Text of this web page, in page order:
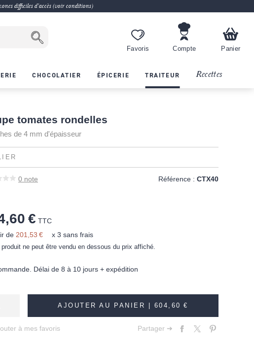
difficiles d'accès (voir conditions)
Favoris Compte Panier
CHOCOLATIER ÉPICERIE TRAITEUR Recettes
tomates rondelles
de 4 mm d'épaisseur
0 note Référence : CTX40
€ TTC
de 201,53 € x 3 sans frais
produit ne peut être vendu en dessous du prix affiché.
Délai de 8 à 10 jours + expédition
AJOUTER AU PANIER | 604,60 €
à mes favoris Partager ➔